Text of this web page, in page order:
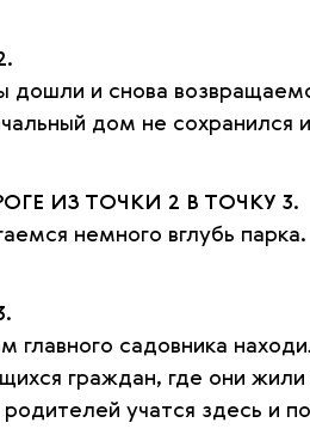
дошли и снова
дом не сохранился
ИЗ ТОЧКИ 2 В ТОЧКУ 3.
немного вглубь парка.
главного садовника
граждан, где они жили
родителей учатся здесь и